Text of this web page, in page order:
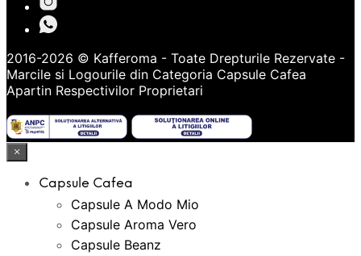
2016-2026 © Kafferoma - Toate Drepturile Rezervate -
Marcile si Logourile din Categoria Capsule Cafea
Apartin Respectivilor Proprietari
×
Capsule Cafea
Capsule A Modo Mio
Capsule Aroma Vero
Capsule Beanz